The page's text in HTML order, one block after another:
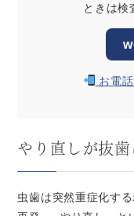
ときは検
お電
やり直しが抜
虫歯は突然重症化す